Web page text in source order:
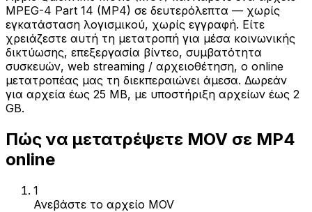
MPEG-4 Part 14 (MP4) σε δευτερόλεπτα — χωρίς
εγκατάσταση λογισμικού, χωρίς εγγραφή. Είτε
χρειάζεστε αυτή τη μετατροπή για μέσα κοινωνικής
δικτύωσης, επεξεργασία βίντεο, συμβατότητα
συσκευών, web streaming / αρχειοθέτηση, ο online
μετατροπέας μας τη διεκπεραιώνει άμεσα. Δωρεάν
για αρχεία έως 25 MB, με υποστήριξη αρχείων έως 2
GB.
Πώς να μετατρέψετε MOV σε MP4
online
1
Ανεβάστε το αρχείο MOV